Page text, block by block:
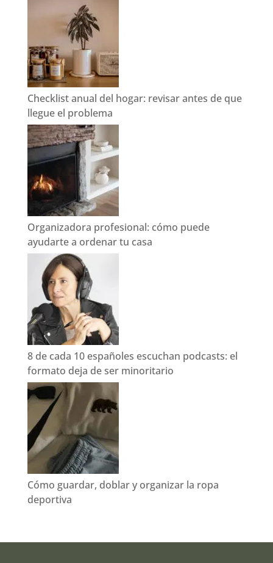
Checklist anual del hogar: revisar antes de que
llegue el problema
Organizadora profesional: cómo puede
ayudarte a ordenar tu casa
8 de cada 10 españoles escuchan podcasts: el
formato deja de ser minoritario
Cómo guardar, doblar y organizar la ropa
deportiva